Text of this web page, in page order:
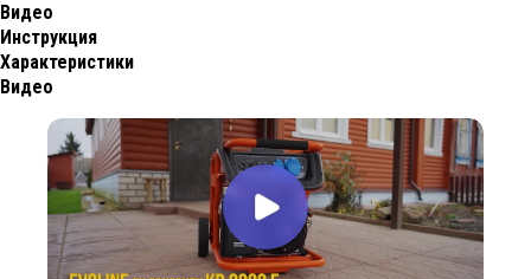
Видео
Инструкция
Характеристики
Видео